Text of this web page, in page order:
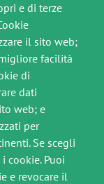
e di terze
il sito web;
facilità
di
dati
web; e
per
Se scegli
i cookie. Puoi
e revocare il